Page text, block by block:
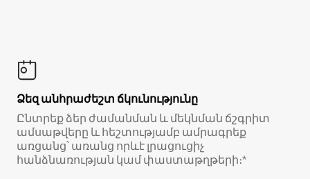
Ձեզ անհրաժեշտ ճկունությունը
Ընտրեք ձեր ժամանման և մեկնման ճշգրիտ
ամսաթվերը և հեշտությամբ ամրագրեք
առցանց՝ առանց որևէ լրացուցիչ
հանձնառության կամ փաստաթղթերի։*